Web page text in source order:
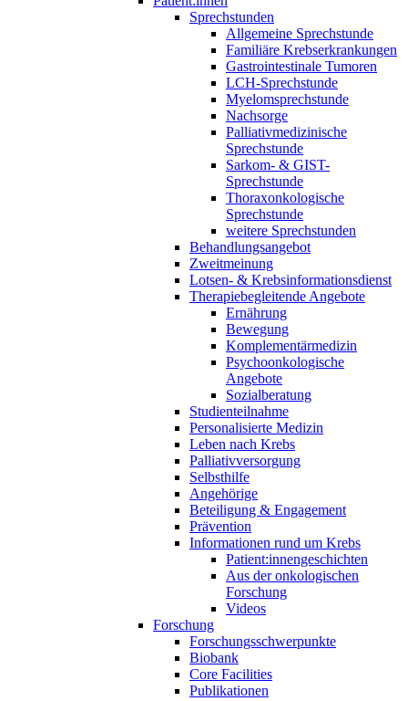
Sprechstunden
Allgemeine Sprechstunde
Familiäre Krebserkrankungen
Gastrointestinale Tumoren
LCH-Sprechstunde
Myelomsprechstunde
Nachsorge
Palliativmedizinische
Sprechstunde
Sarkom- & GIST-
Sprechstunde
Thoraxonkologische
Sprechstunde
weitere Sprechstunden
Behandlungsangebot
Zweitmeinung
Lotsen- & Krebsinformationsdienst
Therapiebegleitende Angebote
Ernährung
Bewegung
Komplementärmedizin
Psychoonkologische
Angebote
Sozialberatung
Studienteilnahme
Personalisierte Medizin
Leben nach Krebs
Palliativversorgung
Selbsthilfe
Angehörige
Beteiligung & Engagement
Prävention
Informationen rund um Krebs
Patient:innengeschichten
Aus der onkologischen
Forschung
Videos
Forschung
Forschungsschwerpunkte
Biobank
Core Facilities
Publikationen